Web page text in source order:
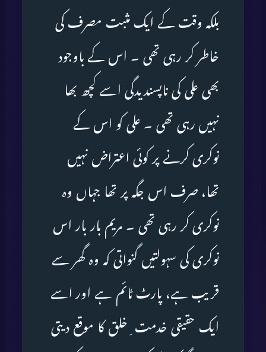
بلکہ وقت کے ایک مثبت مصرف کی
خاطر کر رہی تھی ۔ اس کے باوجود
بھی علی کی ناپسندیدگی اسے کچھ بھا
نہیں رہی تھی ۔ علی کو اس کے
نوکری کرنے پر کوئی اعتراض نہیں
تھا، صرف اس جگہ پر تھا جہاں وہ
نوکری کر رہی تھی ۔ مریم بار بار اس
نوکری کی سہولتیں گنواتی کہ وہ گھر سے
قریب ہے، پارٹ ٹائم ہے اور اسے
ایک حقیقی خدمت ِخلق کا موقع دیتی